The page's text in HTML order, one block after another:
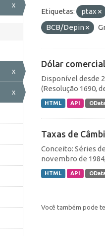
x
x
x
Etiquetas: ptax
BCB/Depin
Dólar
Disponível desde
(Resolução 1690,
HTML API
Taxas de
Conceito: Séries
novembro de
HTML API
Você também pode